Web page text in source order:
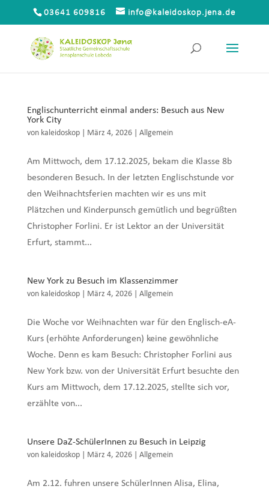
03641 609816 info@kaleidoskop.jena.de
Englischunterricht einmal anders: Besuch aus New
York City
von kaleidoskop| März 4, 2026| Allgemein
Am Mittwoch, dem 17.12.2025, bekam die Klasse 8b
besonderen Besuch. In der letzten Englischstunde vor
den Weihnachtsferien machten wir es uns mit
Plätzchen und Kinderpunsch gemütlich und begrüßten
Christopher Forlini. Er ist Lektor an der Universität
Erfurt, stammt...
New York zu Besuch im Klassenzimmer
von kaleidoskop| März 4, 2026| Allgemein
Die Woche vor Weihnachten war für den Englisch-eA-
Kurs (erhöhte Anforderungen) keine gewöhnliche
Woche. Denn es kam Besuch: Christopher Forlini aus
New York bzw. von der Universität Erfurt besuchte den
Kurs am Mittwoch, dem 17.12.2025, stellte sich vor,
erzählte von...
Unsere DaZ-SchülerInnen zu Besuch in Leipzig
von kaleidoskop| März 4, 2026| Allgemein
Am 2.12. fuhren unsere SchülerInnen Alisa, Elina,